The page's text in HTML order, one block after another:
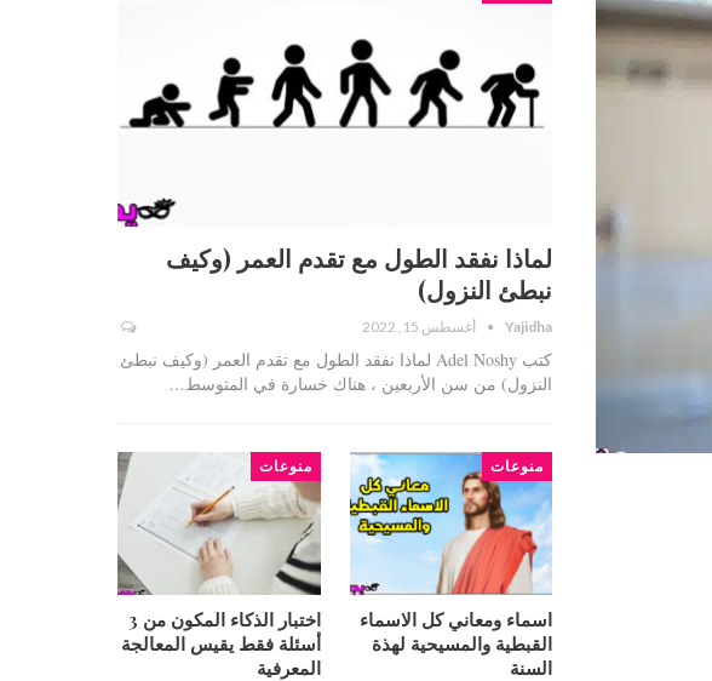
لماذا نفقد الطول مع تقدم العمر (وكيف
نبطئ النزول)
Yajidha أغسطس 15, 2022
كتب Adel Noshy لماذا نفقد الطول مع تقدم العمر (وكيف نبطئ
النزول) من سن الأربعين ، هناك خسارة في المتوسط…
منوعات
اسماء ومعاني كل الاسماء
القبطية والمسيحية لهذة
السنة
منوعات
اختبار الذكاء المكون من 3
أسئلة فقط يقيس المعالجة
المعرفية